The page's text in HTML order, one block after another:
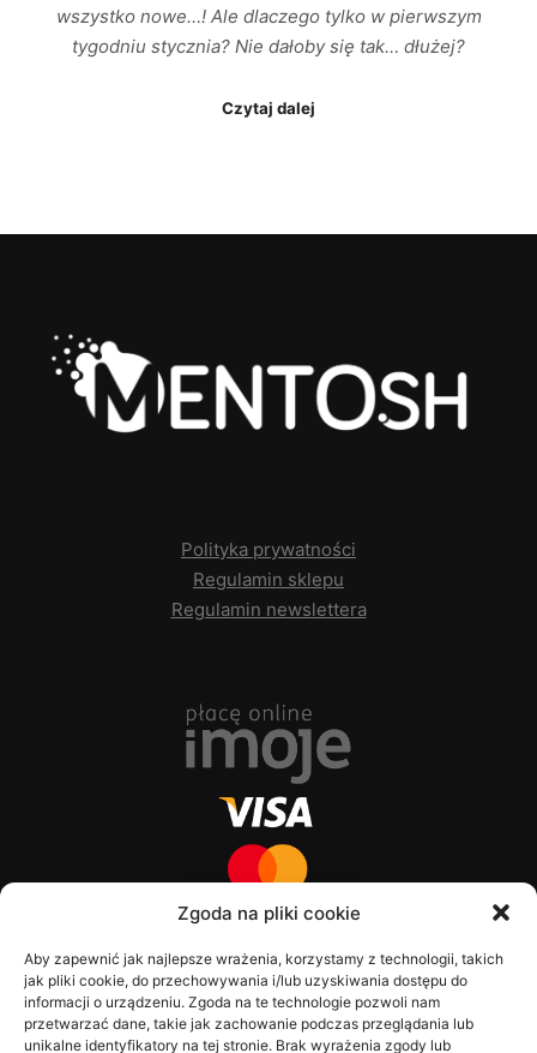
Zgoda na pliki cookie
Aby zapewnić jak najlepsze wrażenia, korzystamy z technologii, takich
jak pliki cookie, do przechowywania i/lub uzyskiwania dostępu do
informacji o urządzeniu. Zgoda na te technologie pozwoli nam
przetwarzać dane, takie jak zachowanie podczas przeglądania lub
unikalne identyfikatory na tej stronie. Brak wyrażenia zgody lub
wszystko nowe…! Ale dlaczego tylko w pierwszym
tygodniu stycznia? Nie dałoby się tak… dłużej?
Czytaj dalej
Polityka prywatności
Regulamin sklepu
Regulamin newslettera